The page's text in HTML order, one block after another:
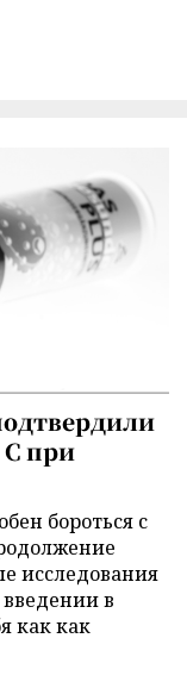
при
бороться с
исследования
в
как как